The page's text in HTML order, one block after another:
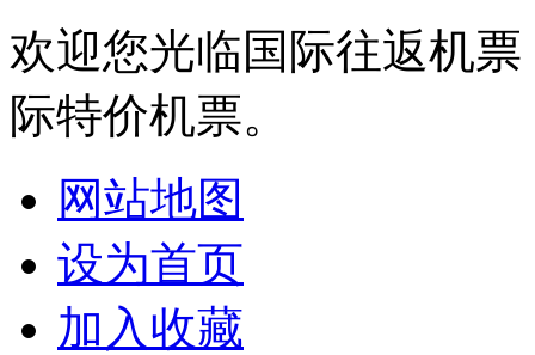
欢迎您光临国际往返机
际特价机票。
网站地图
设为首页
加入收藏